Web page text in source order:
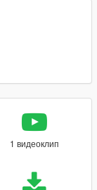
1 видеоклип